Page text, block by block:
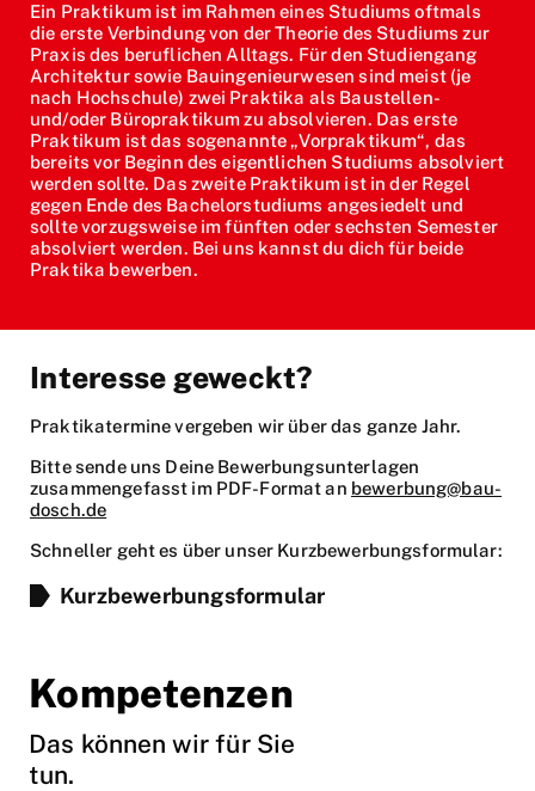
Ein Praktikum ist im Rahmen eines Studiums oftmals
die erste Verbindung von der Theorie des Studiums zur
Praxis des beruflichen Alltags. Für den Studiengang
Architektur sowie Bauingenieurwesen sind meist (je
nach Hochschule) zwei Praktika als Baustellen-
und/oder Büropraktikum zu absolvieren. Das erste
Praktikum ist das sogenannte „Vorpraktikum“, das
bereits vor Beginn des eigentlichen Studiums absolviert
werden sollte. Das zweite Praktikum ist in der Regel
gegen Ende des Bachelorstudiums angesiedelt und
sollte vorzugsweise im fünften oder sechsten Semester
absolviert werden. Bei uns kannst du dich für beide
Praktika bewerben.
Interesse geweckt?
Praktikatermine vergeben wir über das ganze Jahr.
Bitte sende uns Deine Bewerbungsunterlagen
zusammengefasst im PDF-Format an bewerbung@bau-
dosch.de
Schneller geht es über unser Kurzbewerbungsformular:
Kurzbewerbungsformular
Kompetenzen
Das können wir für Sie
tun.